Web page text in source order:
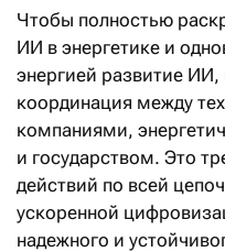
Чтобы полностью
ИИ в энергетике и
энергией развитие
координация между
компаниями,
и государством. Это
действий по всей
ускоренной
надежного и